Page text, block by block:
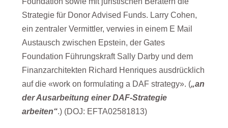
Strategie für Donor Advised Funds. Larry Cohen,
ein zentraler Vermittler, verwies in einem E Mail
Austausch zwischen Epstein, der Gates
Foundation Führungskraft Sally Darby und dem
Finanzarchitekten Richard Henriques ausdrücklich
auf die «work on formulating a DAF strategy». („an
der Ausarbeitung einer DAF-Strategie
arbeiten“.) (DOJ: EFTA02581813)